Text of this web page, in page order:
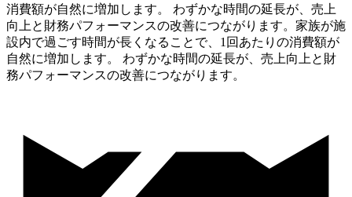
消費額が自然に増加します。 わずかな時間の延長が、売上
向上と財務パフォーマンスの改善につながります。家族が施
設内で過ごす時間が長くなることで、1回あたりの消費額が
自然に増加します。 わずかな時間の延長が、売上向上と財
務パフォーマンスの改善につながります。